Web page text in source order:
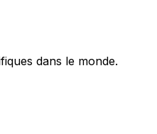
dans le monde.